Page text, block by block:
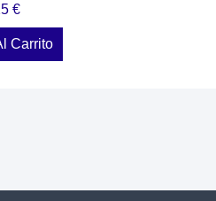
€
Carrito